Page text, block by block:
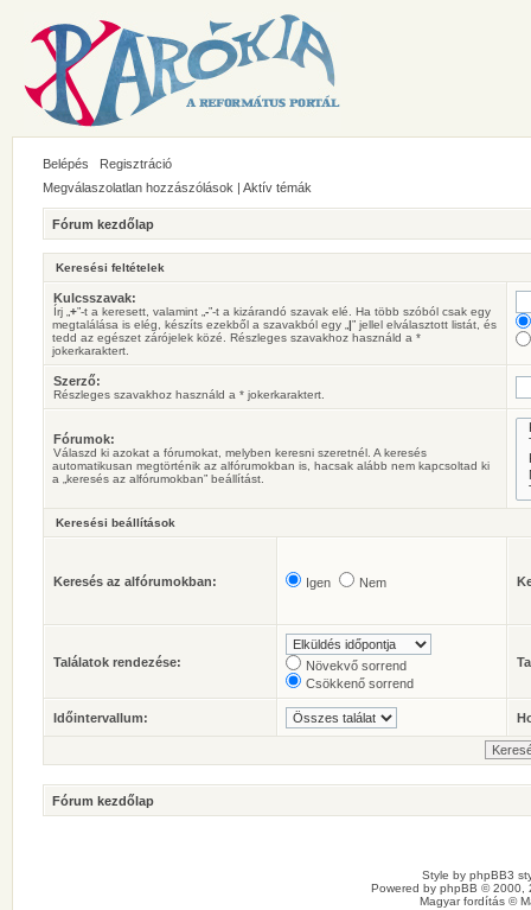
Belépés
Regisztráció
Megválaszolatlan hozzászólások | Aktív témák
Fórum kezdőlap
Keresési feltételek
Kulcsszavak:
Írj „ +”-t a keresett, valamint „ -”-t a kizárandó szavak elé. Ha több szóból csak egy
megtalálása is elég, készíts ezekből a szavakból egy „ |” jellel elválasztott listát, és
tedd az egészet zárójelek közé. Részleges szavakhoz használd a *
jokerkaraktert.
Szerző:
Részleges szavakhoz használd a * jokerkaraktert.
Fórumok:
Válaszd ki azokat a fórumokat, melyben keresni szeretnél. A keresés
automatikusan megtörténik az alfórumokban is, hacsak alább nem kapcsoltad ki
a „keresés az alfórumokban” beállítást.
Keresési beállítások
Keresés az alfórumokban: Igen Nem
Találatok rendezése:
Növekvő sorrend
Csökkenő sorrend
Időintervallum:
Fórum kezdőlap
Style by phpBB3
Powered by phpBB © 2000,
Magyar fordítás ©